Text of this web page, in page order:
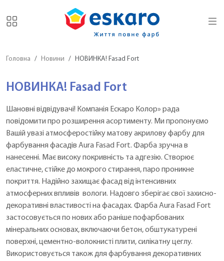
Головна Новини НОВИНКА! Fasad Fort
НОВИНКА! Fasad Fort
Шановні відвідувачі! Компанія Ескаро Колор» рада
повідомити про розширення асортименту. Ми пропонуємо
Вашій увазі атмосферостійку матову акрилову фарбу для
фарбування фасадів Aura Fasad Fort. Фарба зручна в
нанесенні. Має високу покривність та адгезію. Створює
еластичне, стійке до мокрого стирання, паро проникне
покриття. Надійно захищає фасад від інтенсивних
атмосферних впливів вологи. Надовго зберігає свої захисно-
декоративні властивості на фасадах. Фарба Aura Fasad Fort
застосовується по нових або раніше пофарбованих
мінеральних основах, включаючи бетон, обштукатурені
поверхні, цементно-волокнисті плити, силікатну цеглу.
Використовується також для фарбування декоративних